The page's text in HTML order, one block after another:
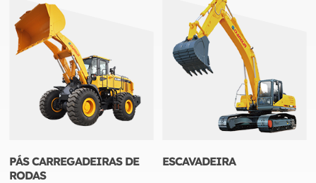
PÁS CARREGADEIRAS DE
RODAS
ESCAVADEIRA